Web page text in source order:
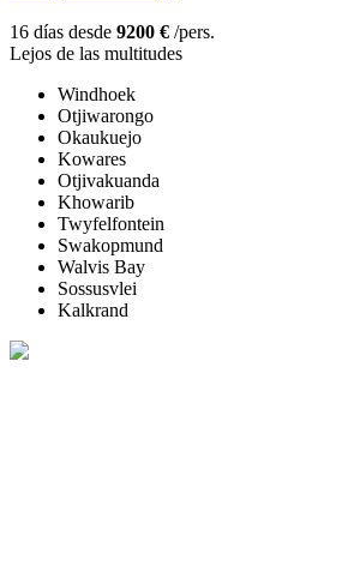
16 días desde 9200 € /pers.
Lejos de las multitudes
Windhoek
Otjiwarongo
Okaukuejo
Kowares
Otjivakuanda
Khowarib
Twyfelfontein
Swakopmund
Walvis Bay
Sossusvlei
Kalkrand